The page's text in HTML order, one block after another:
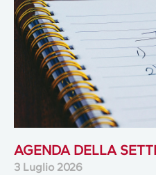
AGENDA DELLA
3 Luglio 2026